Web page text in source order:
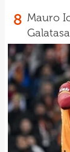
8 Mauro